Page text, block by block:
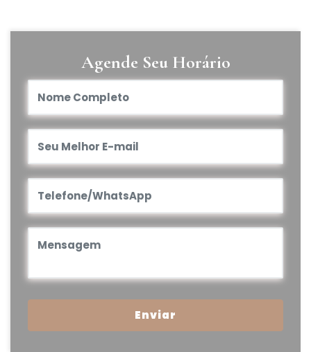
Agende Seu Horário
Enviar